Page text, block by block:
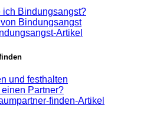
ich Bindungsangst?
Bindungsangst
Artikel
und festhalten
Partner?
finden-Artikel